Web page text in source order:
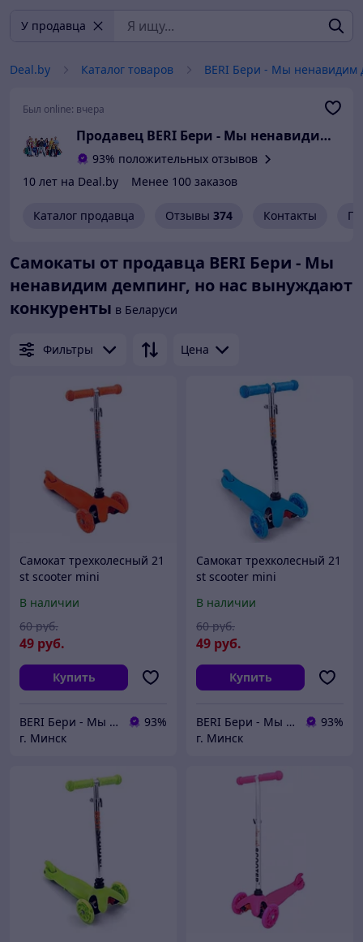
У продавца
Deal.by Каталог товаров BERI Бери - Мы ненавидим
Был online: вчера
Продавец BERI Бери - Мы ненавидим демпинг, но нас вынуждают конкуренты
93% положительных отзывов
10 лет на Deal.by
Менее 100 заказов
Каталог продавца Отзывы 374 Контакты
Самокаты от продавца BERI Бери - Мы
ненавидим демпинг, но нас вынуждают
конкуренты в Беларуси
Фильтры Цена
Самокат трехколесный 21
st scooter mini
светящиеся колеса
оранжевый
В наличии
49 руб.
60 руб.
Купить
BERI Бери - Мы ненавидим демпинг, но нас вынуждают конкуренты
93%
г. Минск
Самокат трехколесный 21
st scooter mini
светящиеся колеса
голубой
В наличии
49 руб.
60 руб.
Купить
BERI Бери - Мы ненавидим демпинг, но нас вынуждают конкуренты
93%
г. Минск